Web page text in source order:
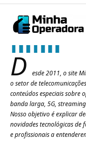
D
esde 2011, o site
o setor de
conteúdos especiais sobre
banda larga, 5G,
Nosso objetivo é explicar
novidades tecnológicas de
e profissionais a